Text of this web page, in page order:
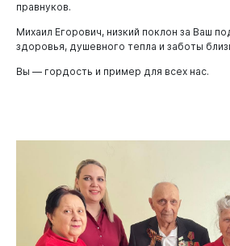
правнуков.
Михаил Егорович, низкий поклон за Ваш
здоровья, душевного тепла и заботы
Вы — гордость и пример для всех нас.